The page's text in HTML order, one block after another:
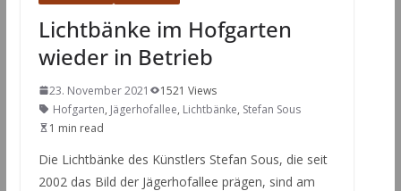
Lichtbänke im Hofgarten
wieder in Betrieb
23. November 2021
1521 Views
Hofgarten, Jägerhofallee, Lichtbänke, Stefan Sous
1 min read
Die Lichtbänke des Künstlers Stefan Sous, die seit
2002 das Bild der Jägerhofallee prägen, sind am